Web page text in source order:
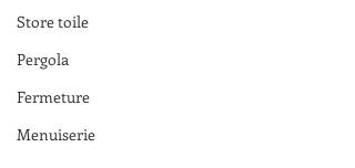
Store toile
Pergola
Fermeture
Menuiserie